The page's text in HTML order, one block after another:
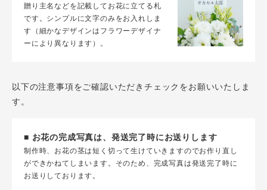
贈り主名などを記載してお花に立てる札
です。シンプルに文字のみをお入れしま
す（細かなデザインはフラワーデザイナ
ーにより異なります）。
以下の注意事項をご確認いただきチェックをお願いいたしま
す。
■ お花の完成写真は、発送完了時にお送りします
制作時、お花の茎は短く切って生けていきますのでお作り直し
ができかねてしまいます。そのため、完成写真は発送完了時に
お送りしております。